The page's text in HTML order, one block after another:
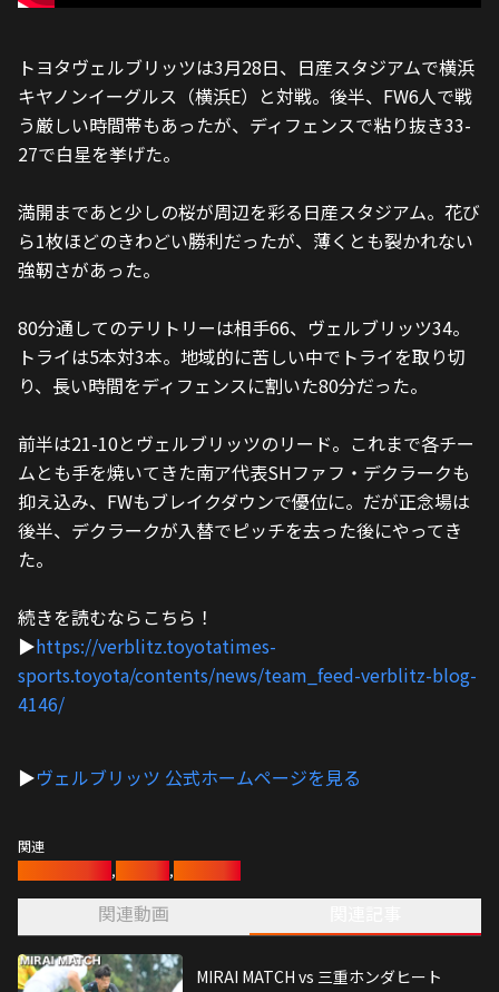
トヨタヴェルブリッツは3月28日、日産スタジアムで横浜
キヤノンイーグルス（横浜E）と対戦。後半、FW6人で戦
う厳しい時間帯もあったが、ディフェンスで粘り抜き33-
27で白星を挙げた。
満開まであと少しの桜が周辺を彩る日産スタジアム。花び
ら1枚ほどのきわどい勝利だったが、薄くとも裂かれない
強靭さがあった。
80分通してのテリトリーは相手66、ヴェルブリッツ34。
トライは5本対3本。地域的に苦しい中でトライを取り切
り、長い時間をディフェンスに割いた80分だった。
前半は21-10とヴェルブリッツのリード。これまで各チー
ムとも手を焼いてきた南ア代表SHファフ・デクラークも
抑え込み、FWもブレイクダウンで優位に。だが正念場は
後半、デクラークが入替でピッチを去った後にやってき
た。
続きを読むならこちら！
▶︎https://verblitz.toyotatimes-
sports.toyota/contents/news/team_feed-verblitz-blog-
4146/
▶︎ヴェルブリッツ 公式ホームページを見る
関連
, ,
関連動画
MIRAI MATCH vs 三重ホンダヒート